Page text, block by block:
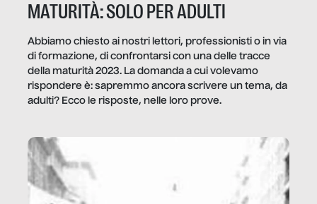
MATURITÀ: SOLO PER ADULTI
Abbiamo chiesto ai nostri lettori, professionisti o in via
di formazione, di confrontarsi con una delle tracce
della maturità 2023. La domanda a cui volevamo
rispondere è: sapremmo ancora scrivere un tema, da
adulti? Ecco le risposte, nelle loro prove.